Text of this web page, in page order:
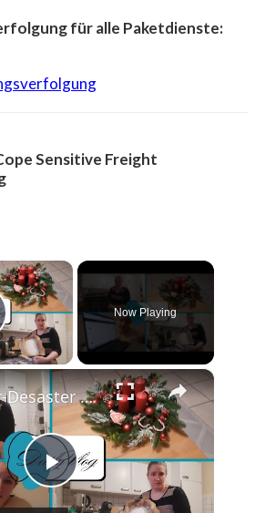
für alle Paketdienste:
Sensitive Freight
×
Video
Now Playing
×
Play
Airfryer-Desaster 😩, Temu-Paket 📦 & 150 Blog-Posts an einem Wochenende 🤯 | Daily Vlog